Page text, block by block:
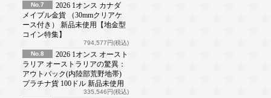
No.7
2026 1オンス カナダ
メイプル金貨 （30mmクリアケ
ース付き） 新品未使用【地金型
コイン特集】
794,577円(税込)
No.8
2026 1オンス オースト
ラリア オーストラリアの驚異：
アウトバック(内陸部荒野地帯)
プラチナ貨 100ドル 新品未使用
335,546円(税込)